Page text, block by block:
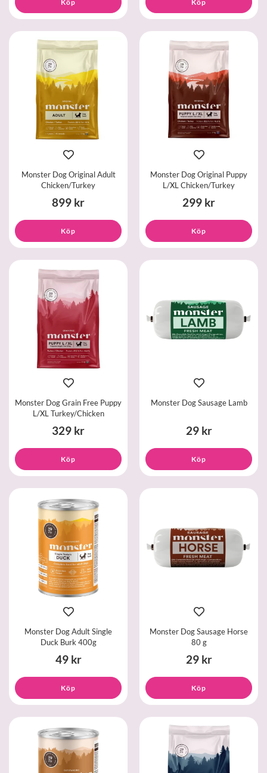
Köp Köp
Monster Dog Original Adult
Chicken/Turkey
899 kr
Köp
Monster Dog Original Puppy
L/XL Chicken/Turkey
299 kr
Köp
Monster Dog Grain Free Puppy
L/XL Turkey/Chicken
329 kr
Köp
Monster Dog Sausage Lamb
29 kr
Köp
Monster Dog Adult Single
Duck Burk 400g
49 kr
Köp
Monster Dog Sausage Horse
80 g
29 kr
Köp